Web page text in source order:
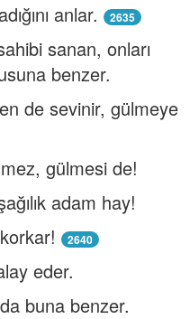
anlar.
2635
sanan, onları
benzer.
de sevinir, gülmeye
gülmesi de!
adam hay!
2640
eder.
buna benzer.